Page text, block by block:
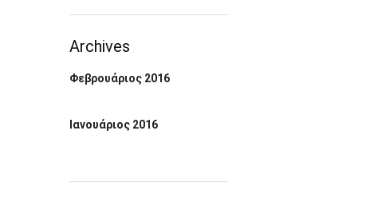
Archives
Φεβρουάριος 2016
Ιανουάριος 2016